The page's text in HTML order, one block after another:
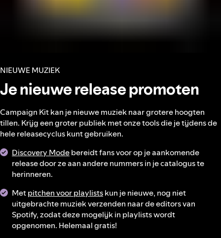
NIEUWE MUZIEK
Je nieuwe release promoten
Campaign Kit kan je nieuwe muziek naar grotere hoogten
tillen. Krijg een groter publiek met onze tools die je tijdens de
hele releasecyclus kunt gebruiken.
Discovery Modebereidt fans voor op je aankomende
release door ze aan andere nummers in je catalogus te
herinneren.
Metpitchen voor playlistskun je nieuwe, nog niet
uitgebrachte muziek verzenden naar de editors van
Spotify, zodat deze mogelijk in playlists wordt
opgenomen. Helemaal gratis!